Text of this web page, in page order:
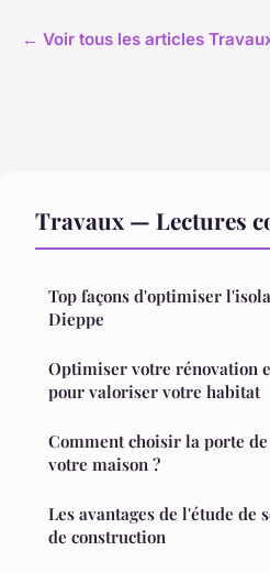
← Voir tous les articles
Travaux — Lectures
Top façons d'optimiser
Dieppe
Optimiser votre rénovation
pour valoriser votre habitat
Comment choisir la porte
votre maison ?
Les avantages de l'étude de
de construction